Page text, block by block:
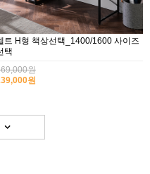
트 H형 책상선택_1400/1600 사이즈
택
원
원